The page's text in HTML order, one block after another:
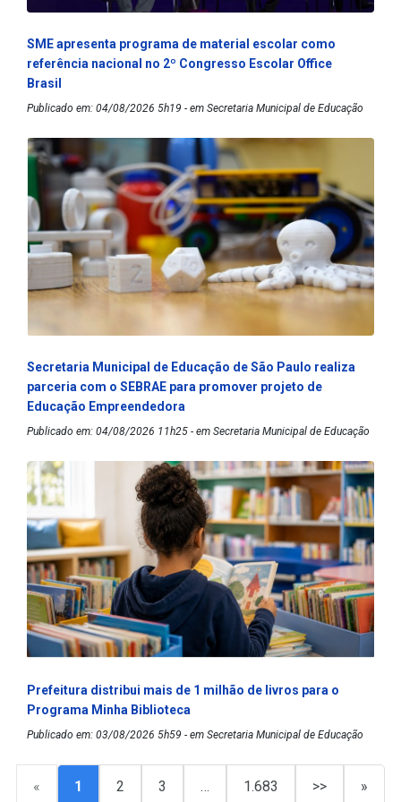
SME apresenta programa de material escolar como
referência nacional no 2º Congresso Escolar Office
Brasil
Publicado em: 04/08/2026 5h19 - em Secretaria Municipal de Educação
Secretaria Municipal de Educação de São Paulo realiza
parceria com o SEBRAE para promover projeto de
Educação Empreendedora
Publicado em: 04/08/2026 11h25 - em Secretaria Municipal de Educação
Prefeitura distribui mais de 1 milhão de livros para o
Programa Minha Biblioteca
Publicado em: 03/08/2026 5h59 - em Secretaria Municipal de Educação
« 1 2 3 … 1.683 >> »